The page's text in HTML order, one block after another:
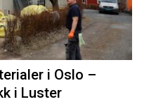
i Oslo –
i Luster